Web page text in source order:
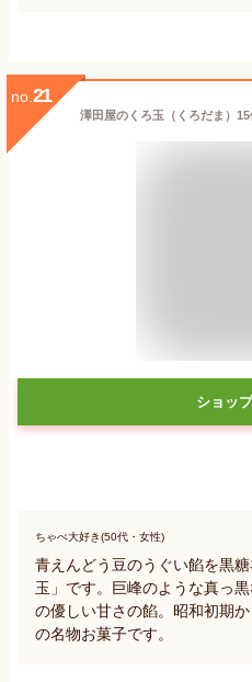
no. 21
ショッ
ちゃぺ大好き(50代・女性)
青えんどう豆のうぐい餡を黒
玉」です。巨峰のような真っ
の優しい甘さの餡。昭和初期
の名物お菓子です。